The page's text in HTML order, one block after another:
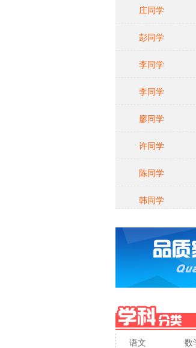
庄同学
彭同学
李同学
李同学
廖同学
许同学
陈同学
韩同学
语文 数